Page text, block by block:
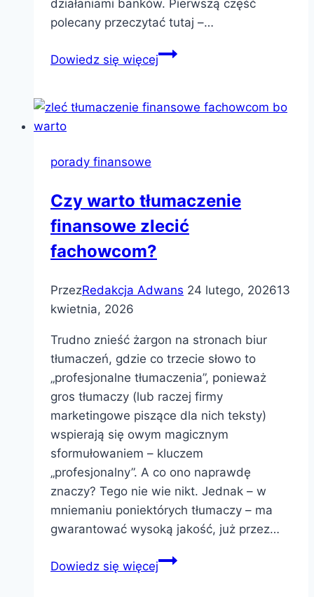
działaniami banków. Pierwszą część
polecany przeczytać tutaj –…
Dowiedz się więcejRyzyko
cz.2
porady finansowe
Czy warto tłumaczenie
finansowe zlecić
fachowcom?
PrzezRedakcja Adwans 24 lutego, 202613
kwietnia, 2026
Trudno znieść żargon na stronach biur
tłumaczeń, gdzie co trzecie słowo to
„profesjonalne tłumaczenia”, ponieważ
gros tłumaczy (lub raczej firmy
marketingowe piszące dla nich teksty)
wspierają się owym magicznym
sformułowaniem – kluczem
„profesjonalny”. A co ono naprawdę
znaczy? Tego nie wie nikt. Jednak – w
mniemaniu poniektórych tłumaczy – ma
gwarantować wysoką jakość, już przez…
Dowiedz się więcejCzy